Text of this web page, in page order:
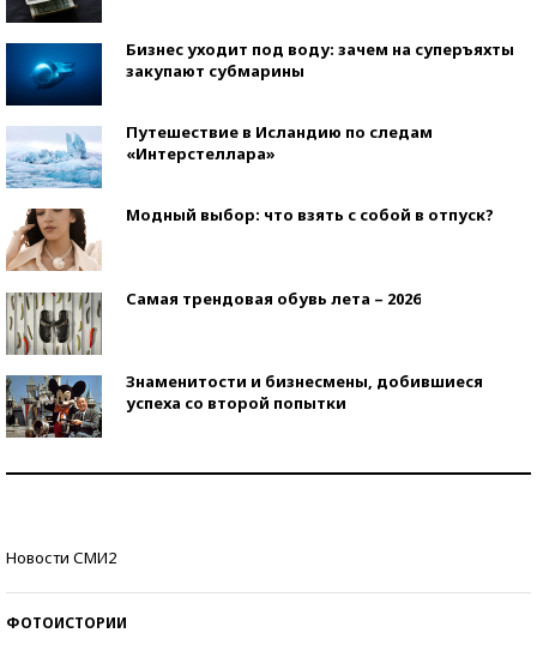
Бизнес уходит под воду: зачем на суперъяхты
закупают субмарины
Путешествие в Исландию по следам
«Интерстеллара»
Модный выбор: что взять с собой в отпуск?
Самая трендовая обувь лета – 2026
Знаменитости и бизнесмены, добившиеся
успеха со второй попытки
Новости СМИ2
ФОТОИСТОРИИ